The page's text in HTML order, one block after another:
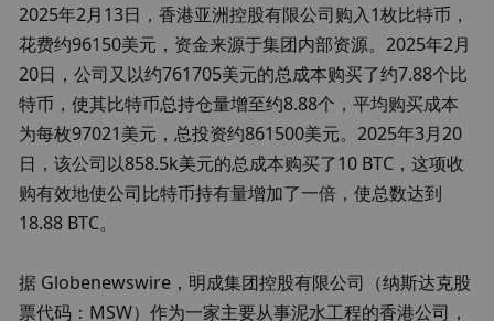
2025年2月13日，香港亚洲控股有限公司购入1枚比特币，
花费约96150美元，资金来源于集团内部资源。2025年2月
20日，公司又以约761705美元的总成本购买了约7.88个比
特币，使其比特币总持仓量增至约8.88个，平均购买成本
为每枚97021美元，总投资约861500美元。2025年3月20
日，该公司以858.5k美元的总成本购买了10 BTC，这项收
购有效地使公司比特币持有量增加了一倍，使总数达到
18.88 BTC。
据 Globenewswire，明成集团控股有限公司（纳斯达克股
票代码：MSW）作为一家主要从事泥水工程的香港公司，